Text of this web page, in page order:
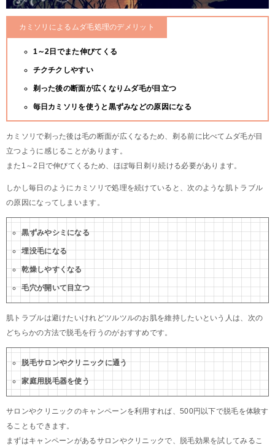
カミソリによるムダ毛処理のデメリット
1～2日でまた伸びてくる
チクチクしやすい
剃った後の断面が広くなりムダ毛が目立つ
毎日カミソリを使うと黒ずみなどの原因になる
カミソリで剃った後は毛の断面が広くなるため、剃る前に比べてムダ毛が目
立つように感じることがあります。
また1～2日で伸びてくるため、ほぼ毎日剃り続ける必要があります。
しかし毎日のようにカミソリで処理を続けていると、次のような肌トラブル
の原因になってしまいます。
黒ずみやシミになる
埋没毛になる
乾燥しやすくなる
毛穴が開いて目立つ
肌トラブルは避けたいけれどツルツルのお肌を維持したいという人は、次の
どちらかの方法で脱毛を行うのがおすすめです。
脱毛サロンやクリニックに通う
家庭用脱毛器を使う
サロンやクリニックのキャンペーンを利用すれば、500円以下で脱毛を体験す
ることもできます。
まずはキャンペーンがあるサロンやクリニックで、脱毛効果を試してみるこ